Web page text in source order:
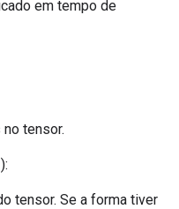
em tempo de
tensor.
):
tensor. Se a forma tiver